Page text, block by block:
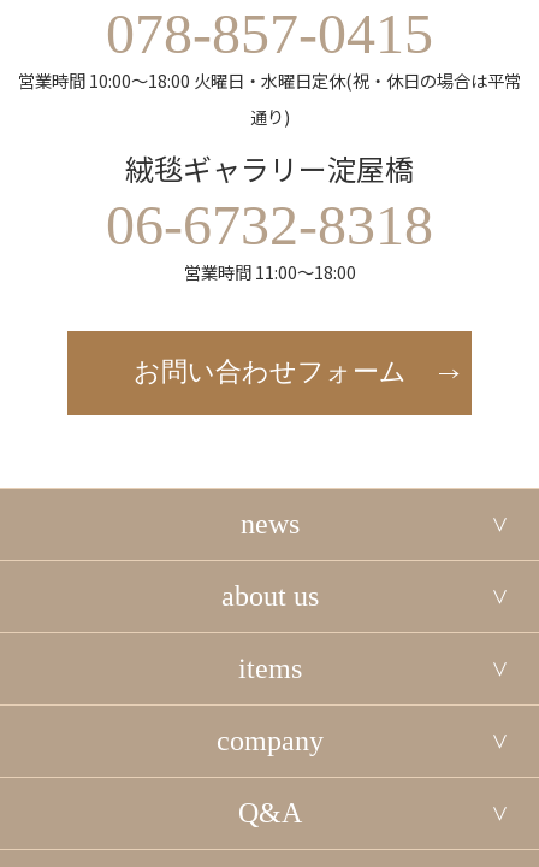
078-857-0415
営業時間 10:00～18:00 火曜日・水曜日定休(祝・休日の場合は平常
通り)
絨毯ギャラリー淀屋橋
06-6732-8318
営業時間 11:00～18:00
お問い合わせフォーム
news
about us
items
company
Q&A